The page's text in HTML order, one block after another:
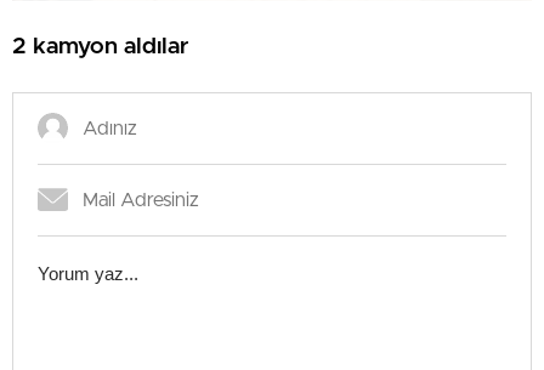
2 kamyon aldılar